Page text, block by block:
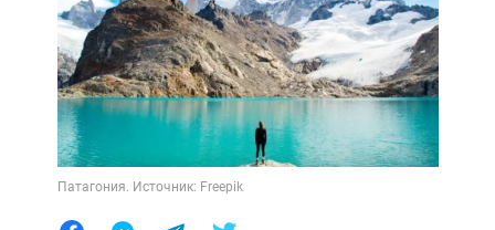
Жизнь
Лайфхаки
Патагония. Источник: Freepik